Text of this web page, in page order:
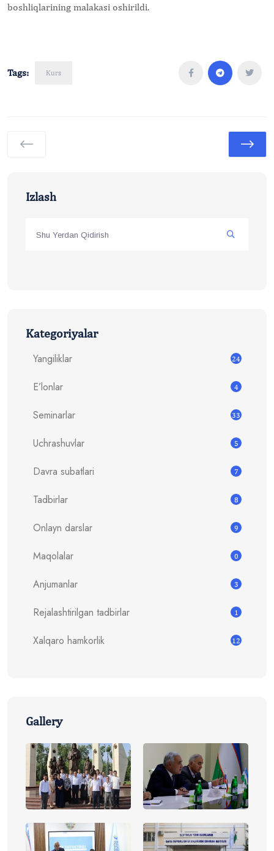
boshliqlarining malakasi oshirildi.
Tags: Kurs
Izlash
Kategoriyalar
Yangiliklar
24
E’lonlar 4
Seminarlar 33
Uchrashuvlar 5
Davra subatlari 7
Tadbirlar 8
Onlayn darslar 9
Maqolalar 0
Anjumanlar 3
Rejalashtirilgan tadbirlar 1
Xalqaro hamkorlik 12
Gallery